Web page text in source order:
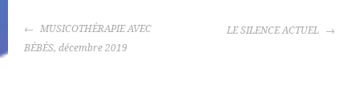
NAVIGATION
DES
MUSICOTHÉRAPIE AVEC
BÉBÉS, décembre 2019
LE SILENCE ACTUEL